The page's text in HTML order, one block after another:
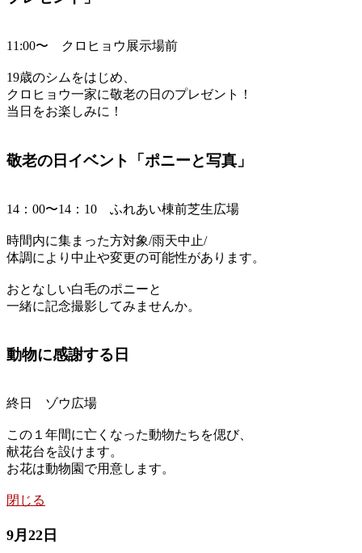
11:00〜 クロヒョウ展示場前
19歳のシムをはじめ、
クロヒョウ一家に敬老の日のプレゼント！
当日をお楽しみに！
敬老の日イベント「ポニーと写真」
14：00〜14：10 ふれあい棟前芝生広場
時間内に集まった方対象/雨天中止/
体調により中止や変更の可能性があります。
おとなしい白毛のポニーと
一緒に記念撮影してみませんか。
動物に感謝する日
終日 ゾウ広場
この１年間に亡くなった動物たちを偲び、
献花台を設けます。
お花は動物園で用意します。
閉じる
9月22日